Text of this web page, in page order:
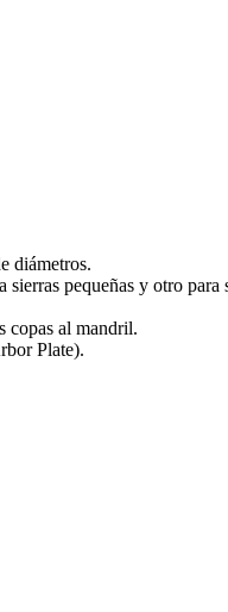
diámetros.
sierras pequeñas y otro para
copas al mandril.
Plate).